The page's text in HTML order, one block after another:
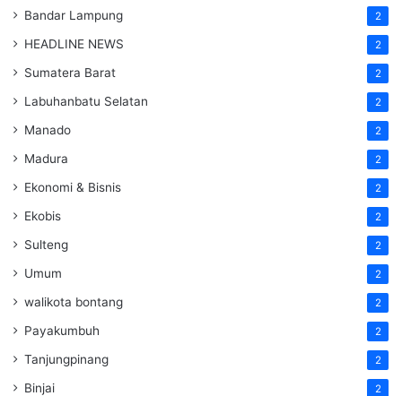
Bandar Lampung 2
HEADLINE NEWS 2
Sumatera Barat 2
Labuhanbatu Selatan 2
Manado 2
Madura 2
Ekonomi & Bisnis 2
Ekobis 2
Sulteng 2
Umum 2
walikota bontang 2
Payakumbuh 2
Tanjungpinang 2
Binjai 2